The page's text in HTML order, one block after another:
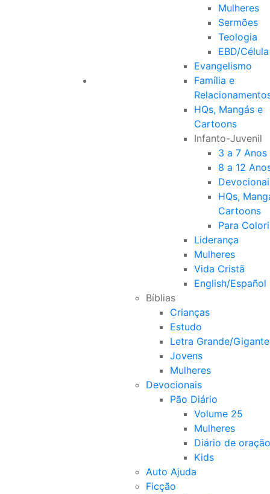
Mulheres
Sermões
Teologia
EBD/Célula
Evangelismo
Família e
HQs, Mangás e
Cartoons
Infanto-Juvenil
3 a 7 Anos
8 a 12
HQs,
Cartoons
Para
Liderança
Mulheres
Vida Cristã
English/Español
Bíblias
Crianças
Estudo
Letra Grande/Gigante
Jovens
Mulheres
Devocionais
Pão Diário
Volume 25
Mulheres
Diário de oração
Kids
Auto Ajuda
Ficção